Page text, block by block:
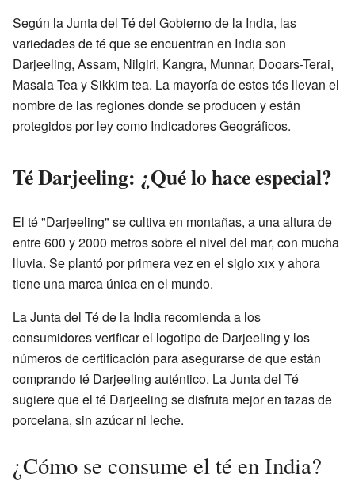
Según la Junta del Té del Gobierno de la India, las
variedades de té que se encuentran en India son
Darjeeling, Assam, Nilgiri, Kangra, Munnar, Dooars-Terai,
Masala Tea y Sikkim tea. La mayoría de estos tés llevan el
nombre de las regiones donde se producen y están
protegidos por ley como Indicadores Geográficos.
Té Darjeeling: ¿Qué lo hace especial?
El té "Darjeeling" se cultiva en montañas, a una altura de
entre 600 y 2000 metros sobre el nivel del mar, con mucha
lluvia. Se plantó por primera vez en el sigloxixy ahora
tiene una marca única en el mundo.
La Junta del Té de la India recomienda a los
consumidores verificar el logotipo de Darjeeling y los
números de certificación para asegurarse de que están
comprando té Darjeeling auténtico. La Junta del Té
sugiere que el té Darjeeling se disfruta mejor en tazas de
porcelana, sin azúcar ni leche.
¿Cómo se consume el té en India?